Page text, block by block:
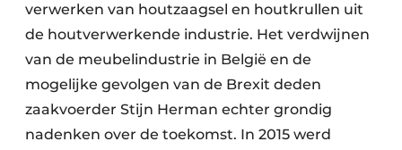
Glasrecyclage
Houtafval
Kunststofafval
verwerken van houtzaagsel en houtkrullen uit
de houtverwerkende industrie. Het verdwijnen
van de meubelindustrie in België en de
mogelijke gevolgen van de Brexit deden
zaakvoerder Stijn Herman echter grondig
nadenken over de toekomst. In 2015 werd